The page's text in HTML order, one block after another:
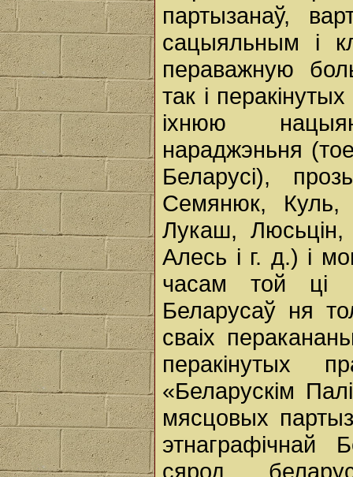
партызанаў,
сацыяльным i
пераважную
так i
іхнюю
нараджэньня
Беларусі),
Семянюк,
Лукаш,
Алесь i г. д.) i
часам той ці
Беларусаў ня
сваіх
перакінутых
«Беларускім
мясцовых
этнаграфічнай
сярод